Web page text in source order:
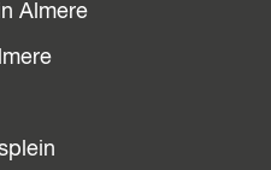
Almere